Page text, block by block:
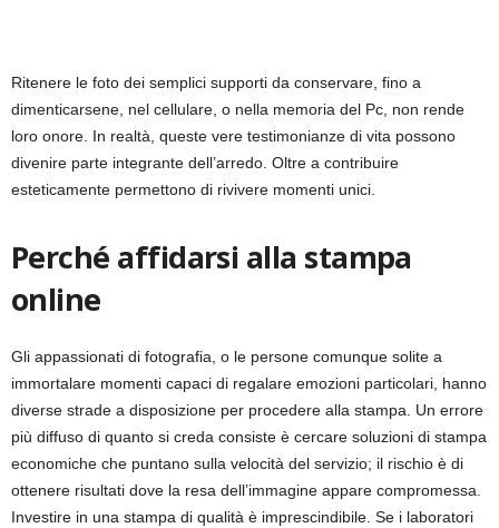
Ritenere le foto dei semplici supporti da conservare, fino a
dimenticarsene, nel cellulare, o nella memoria del Pc, non rende
loro onore. In realtà, queste vere testimonianze di vita possono
divenire parte integrante dell’arredo. Oltre a contribuire
esteticamente permettono di rivivere momenti unici.
Perché affidarsi alla stampa
online
Gli appassionati di fotografia, o le persone comunque solite a
immortalare momenti capaci di regalare emozioni particolari, hanno
diverse strade a disposizione per procedere alla stampa. Un errore
più diffuso di quanto si creda consiste è cercare soluzioni di stampa
economiche che puntano sulla velocità del servizio; il rischio è di
ottenere risultati dove la resa dell’immagine appare compromessa.
Investire in una stampa di qualità è imprescindibile. Se i laboratori